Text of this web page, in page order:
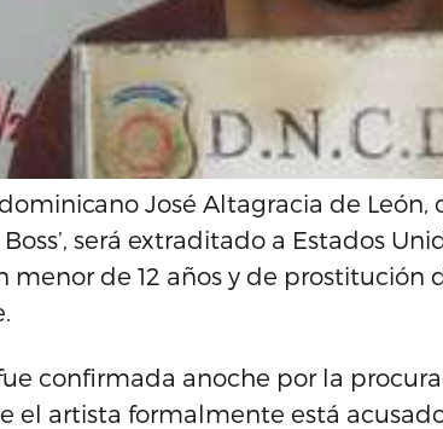
José Altagracia de
Boss’, será extraditado a Estados
menor de 12 años y de prostitución
confirmada anoche por la
el artista formalmente está